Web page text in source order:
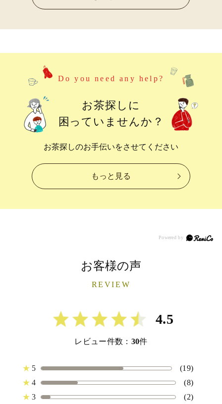
Do you need any help?
お茶探しに
困っていませんか？
お茶探しのお手伝いをさせてください
もっと見る
お客様の声
REVIEW
4.5
レビュー件数： 30件
★ 5
(19)
★ 4
(8)
★ 3
(2)